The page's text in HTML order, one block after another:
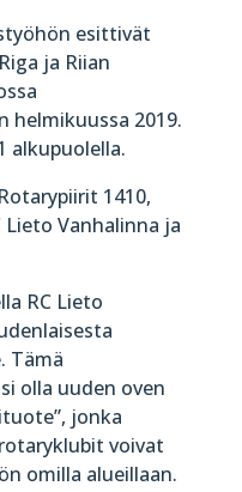
esittivät
ja Riian
2019.
alkupuolella.
1410,
Lieto Vanhalinna ja
RC Lieto
Tämä
olla uuden oven
jonka
voivat
omilla alueillaan.